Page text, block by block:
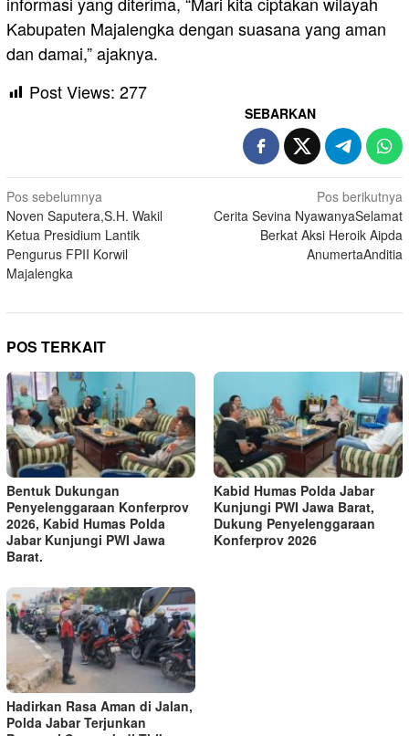
Kabupaten Majalengka dengan suasana yang aman
dan damai,” ajaknya.
Post Views: 277
SEBARKAN
Navigasi
pos
Pos sebelumnya
Noven Saputera,S.H. Wakil
Ketua Presidium Lantik
Pengurus FPII Korwil
Majalengka
Pos berikutnya
Cerita Sevina NyawanyaSelamat
Berkat Aksi Heroik Aipda
AnumertaAnditia
POS TERKAIT
Bentuk Dukungan
Penyelenggaraan Konferprov
2026, Kabid Humas Polda
Jabar Kunjungi PWI Jawa
Barat.
Kabid Humas Polda Jabar
Kunjungi PWI Jawa Barat,
Dukung Penyelenggaraan
Konferprov 2026
Hadirkan Rasa Aman di Jalan,
Polda Jabar Terjunkan